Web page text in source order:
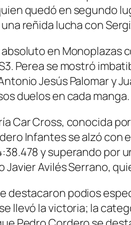
quedó en segundo
reñida lucha con
en Monoplazas
Perea se mostró
Jesús Palomar y
duelos en cada manga.
Car Cross, conocida
Infantes se alzó con
y superando por
Javier Avilés Serrano,
destacaron podios
llevó la victoria; la